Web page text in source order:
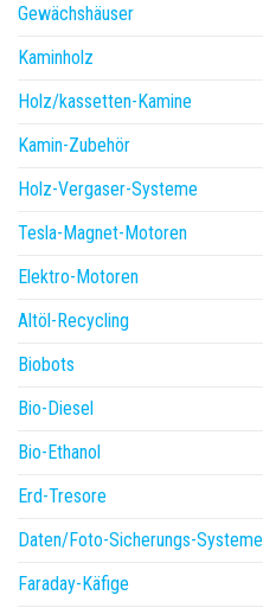
Gewächshäuser
Kaminholz
Holz/kassetten-Kamine
Kamin-Zubehör
Holz-Vergaser-Systeme
Tesla-Magnet-Motoren
Elektro-Motoren
Altöl-Recycling
Biobots
Bio-Diesel
Bio-Ethanol
Erd-Tresore
Daten/Foto-Sicherungs-Systeme
Faraday-Käfige